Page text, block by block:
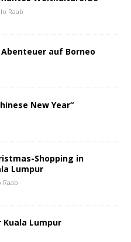
Raab
auf Borneo
New Year“
Shopping in
Lumpur
Lumpur